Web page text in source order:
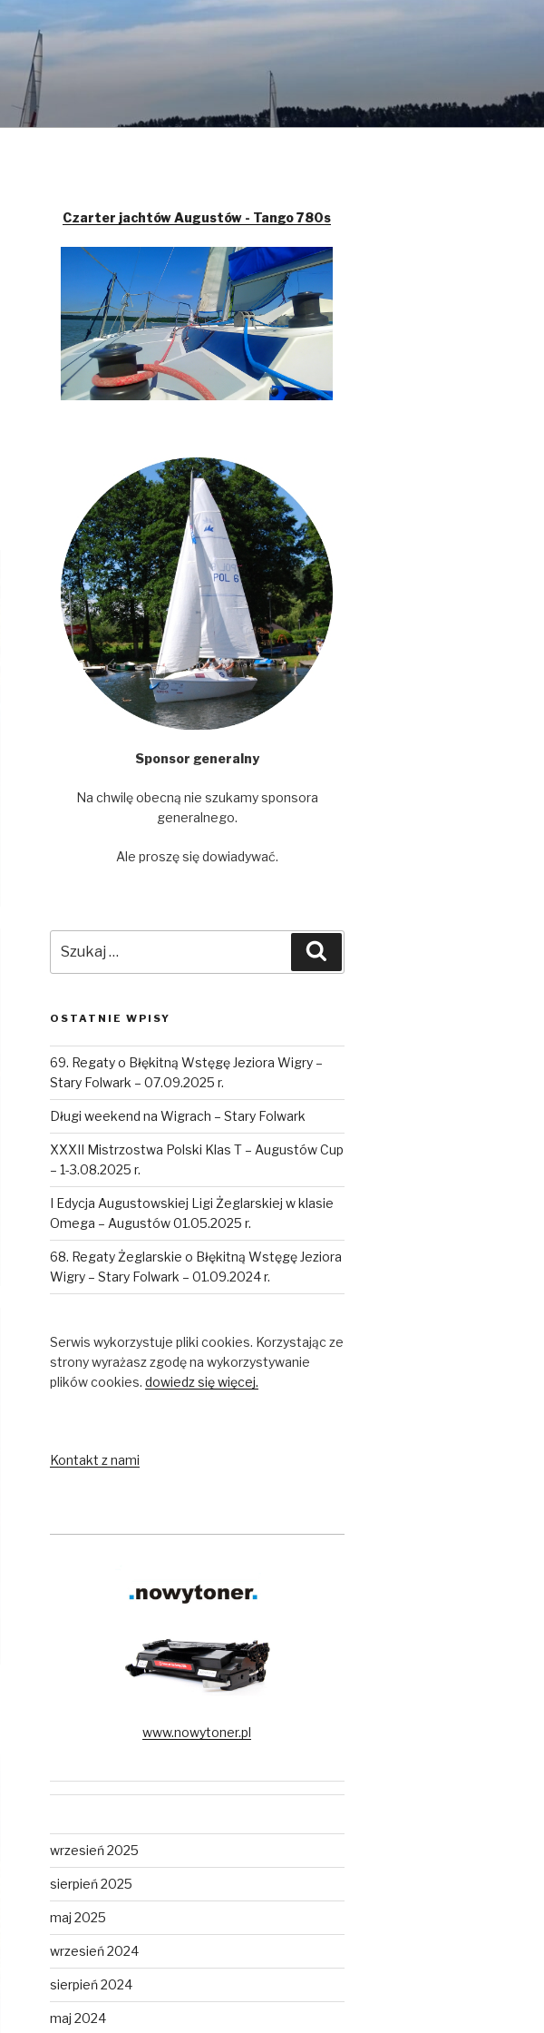
Czarter jachtów Augustów - Tango 780s
Sponsor generalny
Na chwilę obecną nie szukamy sponsora
generalnego.
Ale proszę się dowiadywać.
OSTATNIE WPISY
69. Regaty o Błękitną Wstęgę Jeziora Wigry –
Stary Folwark – 07.09.2025 r.
Długi weekend na Wigrach – Stary Folwark
XXXII Mistrzostwa Polski Klas T – Augustów Cup
– 1-3.08.2025 r.
I Edycja Augustowskiej Ligi Żeglarskiej w klasie
Omega – Augustów 01.05.2025 r.
68. Regaty Żeglarskie o Błękitną Wstęgę Jeziora
Wigry – Stary Folwark – 01.09.2024 r.
Serwis wykorzystuje pliki cookies. Korzystając ze
strony wyrażasz zgodę na wykorzystywanie
plików cookies. dowiedz się więcej.
Kontakt z nami
www.nowytoner.pl
wrzesień 2025
sierpień 2025
maj 2025
wrzesień 2024
sierpień 2024
maj 2024